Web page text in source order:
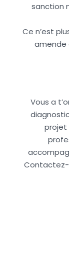
sanction
Ce n’est
amende
Vous a
projet
Contactez-